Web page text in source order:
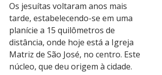
Os jesuítas voltaram anos mais
tarde, estabelecendo-se em uma
planície a 15 quilômetros de
distância, onde hoje está a Igreja
Matriz de São José, no centro. Este
núcleo, que deu origem à cidade.